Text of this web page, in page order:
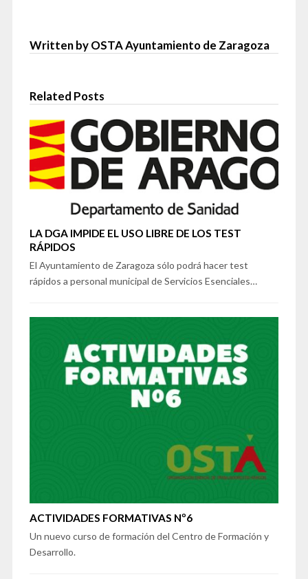
Written by OSTA Ayuntamiento de Zaragoza
Related Posts
LA DGA IMPIDE EL USO LIBRE DE LOS TEST
RÁPIDOS
El Ayuntamiento de Zaragoza sólo podrá hacer test
rápidos a personal municipal de Servicios Esenciales…
ACTIVIDADES FORMATIVAS Nº6
Un nuevo curso de formación del Centro de Formación y
Desarrollo.